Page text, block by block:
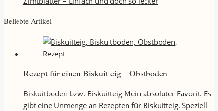
Beliebte Artikel
Rezept für einen Biskuitteig – Obstboden
Biskuitboden bzw. Biskuitteig Mein absoluter Favorit. Es
gibt eine Unmenge an Rezepten für Biskuitteig. Speziell